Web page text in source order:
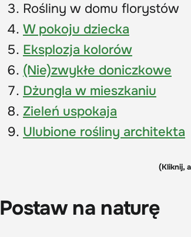
Rośliny w domu florystów
W pokoju dziecka
Eksplozja kolorów
(Nie)zwykłe doniczkowe
Dżungla w mieszkaniu
Zieleń uspokaja
Ulubione rośliny architekta
(Kliknij,
Postaw na naturę